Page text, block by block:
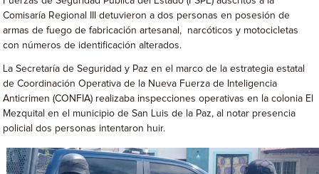
Comisaría Regional III detuvieron a dos personas en posesión de
armas de fuego de fabricación artesanal, narcóticos y motocicletas
con números de identificación alterados.
La Secretaría de Seguridad y Paz en el marco de la estrategia estatal
de Coordinación Operativa de la Nueva Fuerza de Inteligencia
Anticrimen (CONFIA) realizaba inspecciones operativas en la colonia El
Mezquital en el municipio de San Luis de la Paz, al notar presencia
policial dos personas intentaron huir.